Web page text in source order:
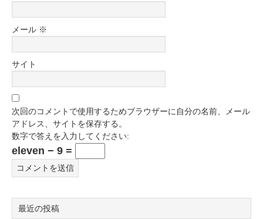
メール ※
サイト
次回のコメントで使用するためブラウザーに自分の名前、メール
アドレス、サイトを保存する。
数字で答えを入力してください:
eleven − 9 =
最近の投稿